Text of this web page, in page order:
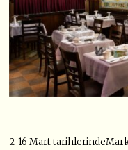
2-16 Mart